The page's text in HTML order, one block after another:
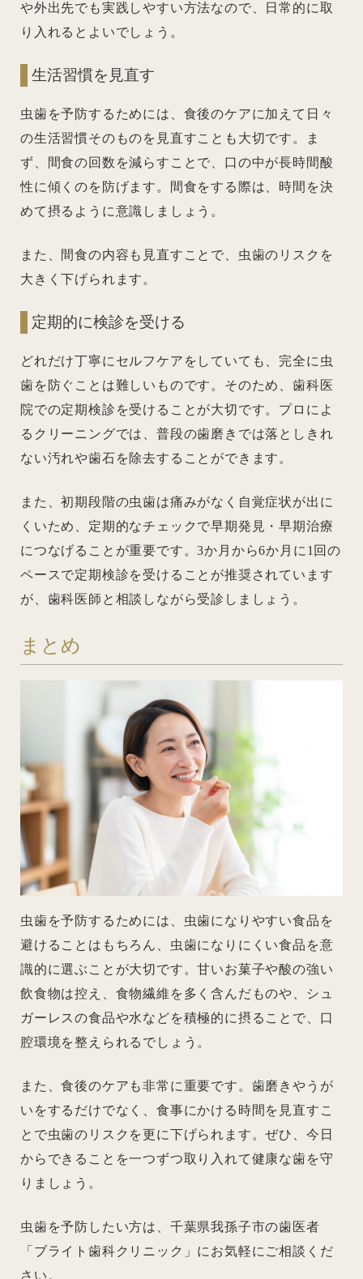
や外出先でも実践しやすい方法なので、日常的に取
り入れるとよいでしょう。
生活習慣を見直す
虫歯を予防するためには、食後のケアに加えて日々
の生活習慣そのものを見直すことも大切です。ま
ず、間食の回数を減らすことで、口の中が長時間酸
性に傾くのを防げます。間食をする際は、時間を決
めて摂るように意識しましょう。
また、間食の内容も見直すことで、虫歯のリスクを
大きく下げられます。
定期的に検診を受ける
どれだけ丁寧にセルフケアをしていても、完全に虫
歯を防ぐことは難しいものです。そのため、歯科医
院での定期検診を受けることが大切です。プロによ
るクリーニングでは、普段の歯磨きでは落としきれ
ない汚れや歯石を除去することができます。
また、初期段階の虫歯は痛みがなく自覚症状が出に
くいため、定期的なチェックで早期発見・早期治療
につなげることが重要です。3か月から6か月に1回の
ペースで定期検診を受けることが推奨されています
が、歯科医師と相談しながら受診しましょう。
まとめ
虫歯を予防するためには、虫歯になりやすい食品を
避けることはもちろん、虫歯になりにくい食品を意
識的に選ぶことが大切です。甘いお菓子や酸の強い
飲食物は控え、食物繊維を多く含んだものや、シュ
ガーレスの食品や水などを積極的に摂ることで、口
腔環境を整えられるでしょう。
また、食後のケアも非常に重要です。歯磨きやうが
いをするだけでなく、食事にかける時間を見直すこ
とで虫歯のリスクを更に下げられます。ぜひ、今日
からできることを一つずつ取り入れて健康な歯を守
りましょう。
虫歯を予防したい方は、千葉県我孫子市の歯医者
「ブライト歯科クリニック」にお気軽にご相談くだ
さい。